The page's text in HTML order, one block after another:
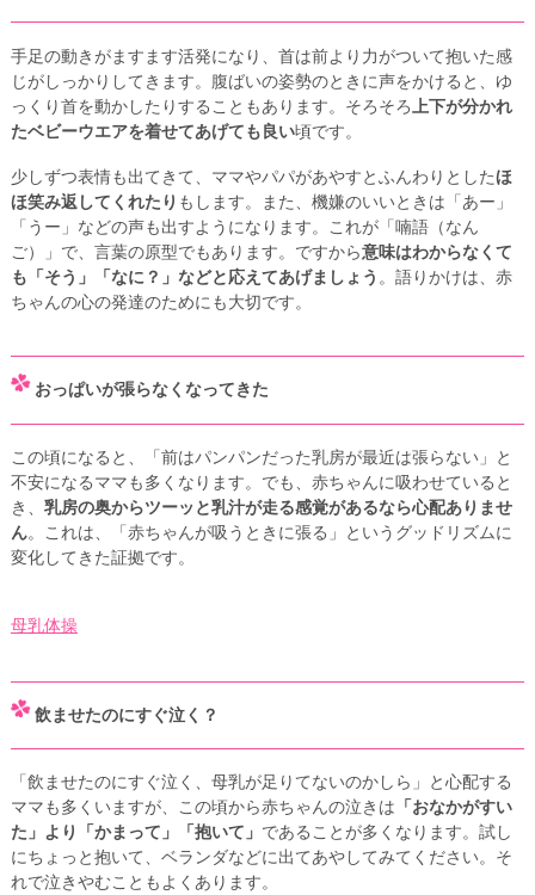
手足の動きがますます活発になり、首は前より力がついて抱いた感
じがしっかりしてきます。腹ばいの姿勢のときに声をかけると、ゆ
っくり首を動かしたりすることもあります。そろそろ
上下が分かれ
たベビーウエアを着せてあげても良い頃です。
少しずつ表情も出てきて、ママやパパがあやすとふんわりとしたほ
ほ笑み返してくれたり もします。また、機嫌のいいときは「あー」
「うー」などの声も出すようになります。これが「喃語（なん
ご）」で、言葉の原型でもあります。ですから意味はわからなくて
も「そう」「なに？」などと応えてあげましょう 。語りかけは、赤
ちゃんの心の発達のためにも大切です。
おっぱいが張らなくなってきた
この頃になると、「前はパンパンだった乳房が最近は張らない」と
不安になるママも多くなります。でも、赤ちゃんに吸わせていると
き、 乳房の奥からツーッと乳汁が走る感覚があるなら心配ありませ
ん。これは、「赤ちゃんが吸うときに張る」というグッドリズムに
変化してきた証拠です。
母乳体操
飲ませたのにすぐ泣く？
「飲ませたのにすぐ泣く、母乳が足りてないのかしら」と心配する
ママも多くいますが、この頃から赤ちゃんの泣きは 「おなかがすい
た」より「かまって」「抱いて」 であることが多くなります。試し
にちょっと抱いて、ベランダなどに出てあやしてみてください。そ
れで泣きやむこともよくあります。